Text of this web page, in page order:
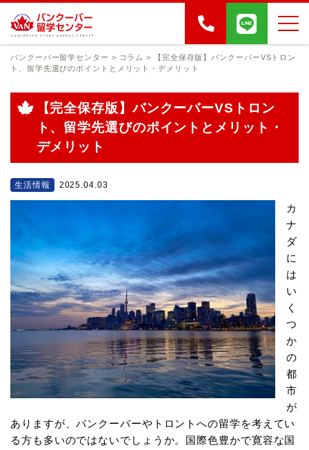
バンクーバー留学センター > コラム >
【完全保存版】バンクーバーVSトロン
ト、留学先選びのポイントとメリット・デメリット
【完全保存版】バンクーバーVSトロン
ト、留学先選びのポイントとメリット・
デメリット
生活情報 2025.04.03
カ
ナ
ダ
に
は
い
く
つ
か
の
都
市
が
ありますが、バンクーバーやトロントへの留学を考えてい
る方も多いのではないでしょうか。国際色豊かで寛容な国